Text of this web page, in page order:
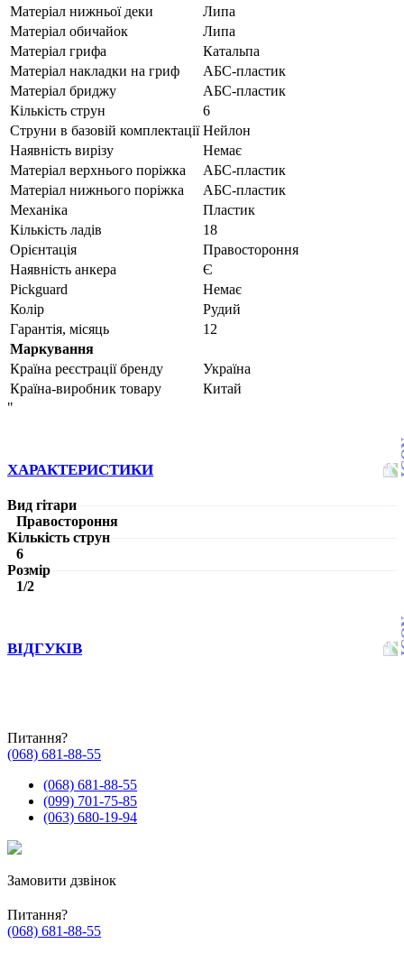
Матеріал нижньої деки
Липа
Матеріал обичайок
Липа
Матеріал грифа
Катальпа
Матеріал накладки на гриф
АБС-пластик
Матеріал бриджу
АБС-пластик
Кількість струн
6
Струни в базовій комплектації Нейлон
Наявність вирізу
Немає
Матеріал верхнього поріжка
АБС-пластик
Матеріал нижнього поріжка
АБС-пластик
Механіка
Пластик
Кількість ладів
18
Орієнтація
Правостороння
Наявність анкера
Є
Pickguard
Немає
Колір
Рудий
Гарантія, місяць
12
Маркування
Країна реєстрації бренду
Україна
Країна-виробник товару
Китай
"
ХАРАКТЕРИСТИКИ
Вид гітари
Правостороння
Кількість струн
6
Розмір
1/2
ВІДГУКІВ
Питання?
(068) 681-88-55
(068) 681-88-55
(099) 701-75-85
(063) 680-19-94
Замовити дзвінок
Питання?
(068) 681-88-55